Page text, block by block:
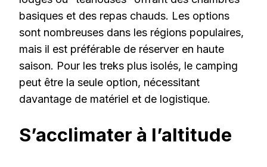
basiques et des repas chauds. Les options
sont nombreuses dans les régions populaires,
mais il est préférable de réserver en haute
saison. Pour les treks plus isolés, le camping
peut être la seule option, nécessitant
davantage de matériel et de logistique.
S’acclimater à l’altitude